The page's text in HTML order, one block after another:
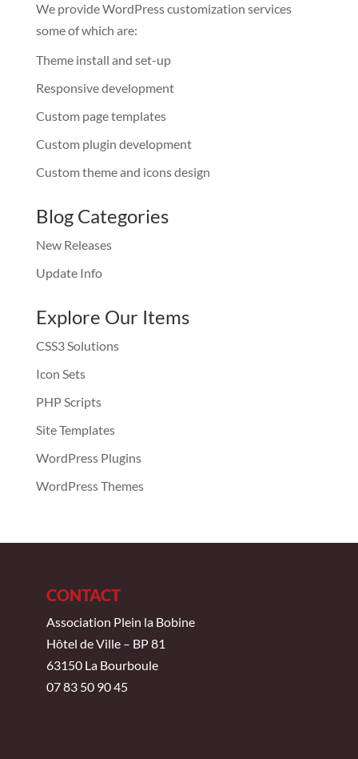
We provide WordPress customization services
some of which are:
Theme install and set-up
Responsive development
Custom page templates
Custom plugin development
Custom theme and icons design
Blog Categories
New Releases
Update Info
Explore Our Items
CSS3 Solutions
Icon Sets
PHP Scripts
Site Templates
WordPress Plugins
WordPress Themes
CONTACT
Association Plein la Bobine
Hôtel de Ville – BP 81
63150 La Bourboule
07 83 50 90 45